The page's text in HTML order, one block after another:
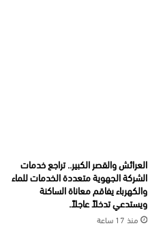
العرائش والقصر الكبير.. تراجع خدمات
الشركة الجهوية متعددة الخدمات للماء
والكهرباء يفاقم معاناة الساكنة
ويستدعي تدخلاً عاجلاً.
منذ 17 ساعة